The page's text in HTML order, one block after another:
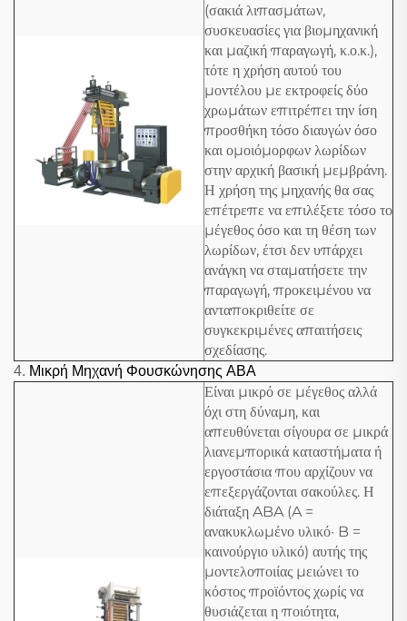
(σακιά λιπασμάτων,
συσκευασίες για βιομηχανική
και μαζική παραγωγή, κ.ο.κ.),
τότε η χρήση αυτού του
μοντέλου με εκτροφείς δύο
χρωμάτων επιτρέπει την ίση
προσθήκη τόσο διαυγών όσο
και ομοιόμορφων λωρίδων
στην αρχική βασική μεμβράνη.
Η χρήση της μηχανής θα σας
επέτρεπε να επιλέξετε τόσο το
μέγεθος όσο και τη θέση των
λωρίδων, έτσι δεν υπάρχει
ανάγκη να σταματήσετε την
παραγωγή, προκειμένου να
ανταποκριθείτε σε
συγκεκριμένες απαιτήσεις
σχεδίασης.
4. Μικρή Μηχανή Φουσκώνησης ABA
Είναι μικρό σε μέγεθος αλλά
όχι στη δύναμη, και
απευθύνεται σίγουρα σε μικρά
λιανεμπορικά καταστήματα ή
εργοστάσια που αρχίζουν να
επεξεργάζονται σακούλες. Η
διάταξη ABA (A =
ανακυκλωμένο υλικό· B =
καινούργιο υλικό) αυτής της
μοντελοποιίας μειώνει το
κόστος προϊόντος χωρίς να
θυσιάζεται η ποιότητα,